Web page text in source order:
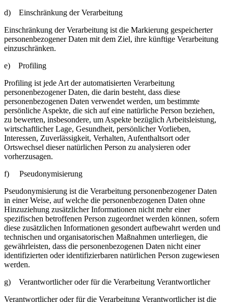
d) Einschränkung der Verarbeitung
Einschränkung der Verarbeitung ist die Markierung gespeicherter
personenbezogener Daten mit dem Ziel, ihre künftige Verarbeitung
einzuschränken.
e) Profiling
Profiling ist jede Art der automatisierten Verarbeitung
personenbezogener Daten, die darin besteht, dass diese
personenbezogenen Daten verwendet werden, um bestimmte
persönliche Aspekte, die sich auf eine natürliche Person beziehen,
zu bewerten, insbesondere, um Aspekte bezüglich Arbeitsleistung,
wirtschaftlicher Lage, Gesundheit, persönlicher Vorlieben,
Interessen, Zuverlässigkeit, Verhalten, Aufenthaltsort oder
Ortswechsel dieser natürlichen Person zu analysieren oder
vorherzusagen.
f) Pseudonymisierung
Pseudonymisierung ist die Verarbeitung personenbezogener Daten
in einer Weise, auf welche die personenbezogenen Daten ohne
Hinzuziehung zusätzlicher Informationen nicht mehr einer
spezifischen betroffenen Person zugeordnet werden können, sofern
diese zusätzlichen Informationen gesondert aufbewahrt werden und
technischen und organisatorischen Maßnahmen unterliegen, die
gewährleisten, dass die personenbezogenen Daten nicht einer
identifizierten oder identifizierbaren natürlichen Person zugewiesen
werden.
g) Verantwortlicher oder für die Verarbeitung Verantwortlicher
Verantwortlicher oder für die Verarbeitung Verantwortlicher ist die